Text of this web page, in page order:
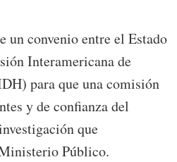
un convenio entre el Estado
Interamericana de
para que una comisión
y de confianza del
que
Público.